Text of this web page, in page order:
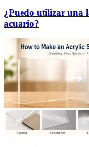
¿Puedo utilizar una
acuario?